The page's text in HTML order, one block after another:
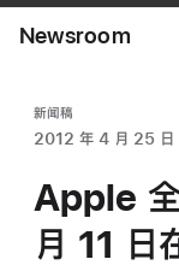
Newsroom
新闻稿
2012 年 4 月 25 日
Apple
月 11 日